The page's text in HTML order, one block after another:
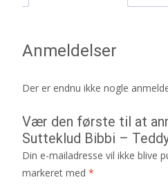
Anmeldelser
Der er endnu ikke nogle
Vær den første til at
Sutteklud Bibbi –
Din e-mailadresse vil ikke blive
markeret med *